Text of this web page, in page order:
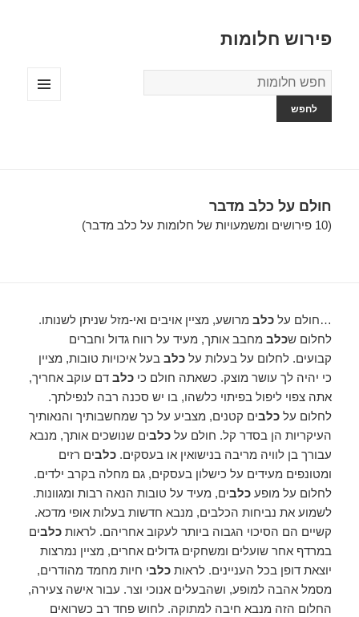
פירוש חלומות
מילון
החלומות
חולם על כלב מדבר
(10 פירושים ומשמעויות של חלומות על כלב מדבר)
…חולם עלכלב מרושע, מציין אויבים ואי-מזל שניתן לשנותו.
לחלום שכלב מחבב אותך, מעיד על רווח גדול וחברים
קבועים. לחלום על בעלות עלכלב בעל איכויות טובות, מציין
כי יהיה לך עושר מוצק. כשאתה חולם כיכלב דם עוקב אחריך,
אתה צפוי ליפול בפיתוי כלשהו, ​​בו יש סכנה רבה לנפילתך.
לחלום עלכלבים קטנים, מצביע על כך שמחשבותיך והנאותיך
העיקריות הן בסדר קל. חולם עלכלבים שנושכים אותך, מנבא
עבורך בן לוויה מריבה בנישואין או בעסקים.כלבים רזים
ומטונפים מעידים על כישלון בעסקים, גם מחלה בקרב ילדים.
לחלום על מופעכלבים, מעיד על טובות הנאה רבות ומגוונות.
לשמוע את נביחות הכלבים, מנבא חדשות בעלות אופי מדכא.
קשיים הם הסיכוי הגבוה ביותר לעקוב אחריהם. לראותכלבים
במרדף אחר שועלים ומשחקים גדולים אחרים, מציין נמרצות
יוצאת דופן בכל העניינים. לראותכלבי חיות מחמד מהודרים,
מסמל אהבה למופע, ושהבעלים אנוכי וצר. עבור אישה צעירה,
החלום הזה מנבא חיבה למתוקה. לחוש פחד רב כשרואים